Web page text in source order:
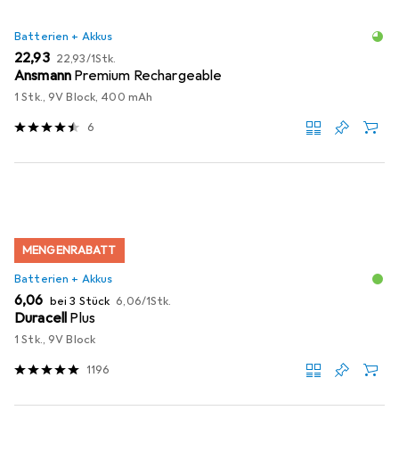
Batterien + Akkus
EUR
22,93 EUR
22,93/1Stk.
Ansmann Premium Rechargeable
1 Stk., 9V Block, 400 mAh
6
MENGENRABATT
Batterien + Akkus
EUR
6,06 bei 3 Stück EUR
6,06/1Stk.
Duracell Plus
1 Stk., 9V Block
1196